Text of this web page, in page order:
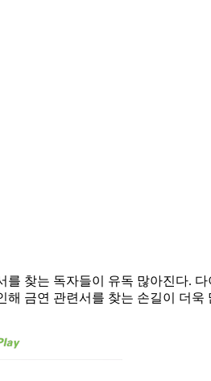
를 찾는 독자들이 유독 많아진다.
해 금연 관련서를 찾는 손길이 더욱